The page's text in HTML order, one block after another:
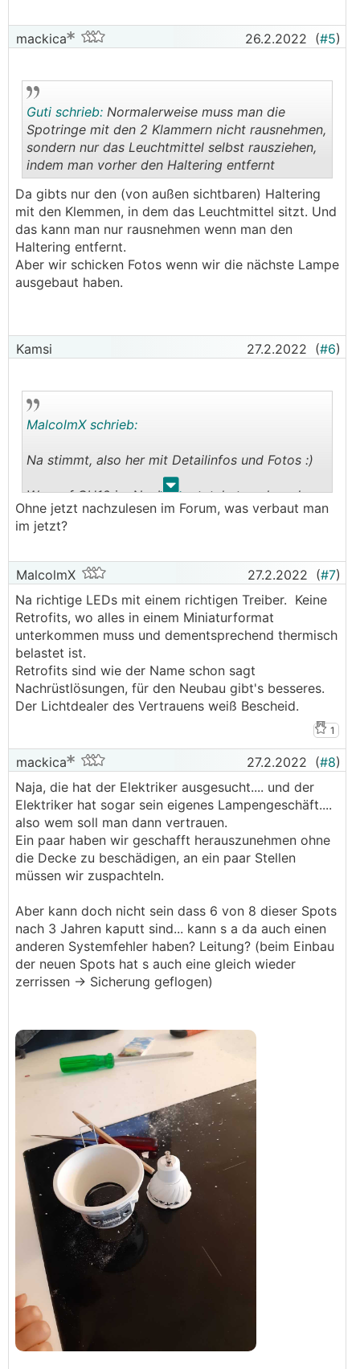
mackica 26.2.2022 (#5)
..
Guti schrieb: Normalerweise muss man die
Spotringe mit den 2 Klammern nicht rausnehmen,
sondern nur das Leuchtmittel selbst rausziehen,
indem man vorher den Haltering entfernt
Da gibts nur den (von außen sichtbaren) Haltering
mit den Klemmen, in dem das Leuchtmittel sitzt. Und
das kann man nur rausnehmen wenn man den
Haltering entfernt.
Aber wir schicken Fotos wenn wir die nächste Lampe
ausgebaut haben.
Kamsi 27.2.2022 (#6)
. .
MalcolmX schrieb:
Na stimmt, also her mit Detailinfos und Fotos :)
Wer auf GU10 im Neubau setzt, hat auch vorher
leider nicht hier im Forum gelesen...
Ohne jetzt nachzulesen im Forum, was verbaut man
im jetzt?
MalcolmX 27.2.2022 (#7)
Na richtige LEDs mit einem richtigen Treiber. Keine
Retrofits, wo alles in einem Miniaturformat
unterkommen muss und dementsprechend thermisch
belastet ist.
Retrofits sind wie der Name schon sagt
Nachrüstlösungen, für den Neubau gibt's besseres.
Der Lichtdealer des Vertrauens weiß Bescheid.
1
mackica 27.2.2022 (#8)
Naja, die hat der Elektriker ausgesucht.... und der
Elektriker hat sogar sein eigenes Lampengeschäft....
also wem soll man dann vertrauen.
Ein paar haben wir geschafft herauszunehmen ohne
die Decke zu beschädigen, an ein paar Stellen
müssen wir zuspachteln.
Aber kann doch nicht sein dass 6 von 8 dieser Spots
nach 3 Jahren kaputt sind... kann s a da auch einen
anderen Systemfehler haben? Leitung? (beim Einbau
der neuen Spots hat s auch eine gleich wieder
zerrissen -> Sicherung geflogen)